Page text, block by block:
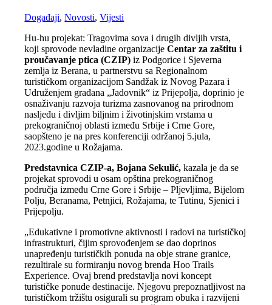
Događaji,Novosti,Vijesti
Hu-hu projekat: Tragovima sova i drugih divljih vrsta,
koji sprovode nevladine organizacijeCentar za zaštitu i
proučavanje ptica (CZIP) iz Podgorice i Sjeverna
zemlja iz Berana, u partnerstvu sa Regionalnom
turističkom organizacijom Sandžak iz Novog Pazara i
Udruženjem građana „Jadovnik“ iz Prijepolja, doprinio je
osnaživanju razvoja turizma zasnovanog na prirodnom
nasljeđu i divljim biljnim i životinjskim vrstama u
prekograničnoj oblasti između Srbije i Crne Gore,
saopšteno je na pres konferenciji održanoj 5.jula,
2023.godine u Rožajama.
Predstavnica CZIP-a, Bojana Sekulić, kazala je da se
projekat sprovodi u osam opština prekograničnog
područja između Crne Gore i Srbije – Pljevljima, Bijelom
Polju, Beranama, Petnjici, Rožajama, te Tutinu, Sjenici i
Prijepolju.
„Edukativne i promotivne aktivnosti i radovi na turističkoj
infrastrukturi, čijim sprovođenjem se dao doprinos
unapređenju turističkih ponuda na obje strane granice,
rezultirale su formiranju novog brenda Hoo Trails
Experience. Ovaj brend predstavlja novi koncept
turističke ponude destinacije. Njegovu prepoznatljivost na
turističkom tržištu osigurali su program obuka i razvijeni